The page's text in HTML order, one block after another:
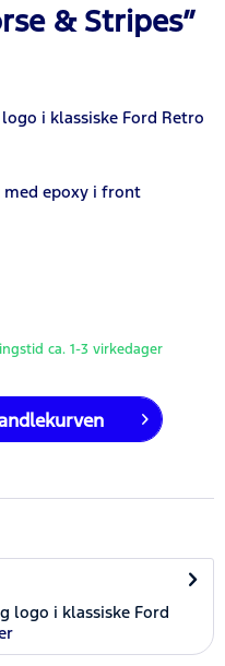
& Stripes”
i klassiske Ford Retro
epoxy i front
ca. 1-3 virkedager
logo i klassiske Ford